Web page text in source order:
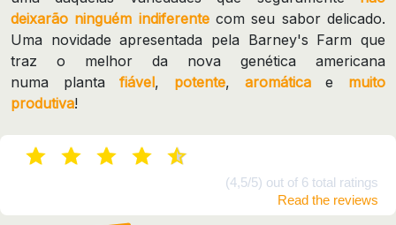
deixarão ninguém indiferentecom seu sabor delicado.
Uma novidade apresentada pela Barney's Farm que
traz o melhor da nova genética americana
numa plantafiável, potente, aromáticae muito
produtiva!
(4,5/5) out of 6 total ratings
Read the reviews